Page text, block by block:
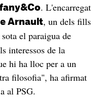
. L'encarregat
Arnault, un dels fills
el paraigua de
interessos de la
hi ha lloc per a un
filosofia", ha afirmat
al PSG.